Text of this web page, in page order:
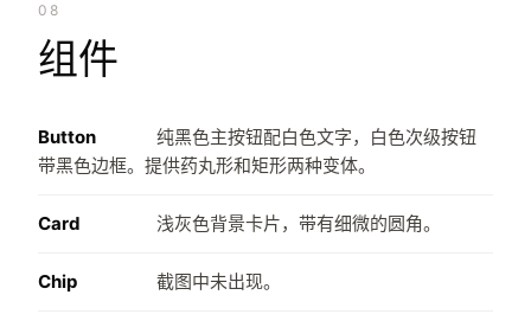
08
组件
Button
纯黑色主按钮配白色文字，白色次级按钮
带黑色边框。提供药丸形和矩形两种变体。
Card 浅灰色背景卡片，带有细微的圆角。
Chip 截图中未出现。